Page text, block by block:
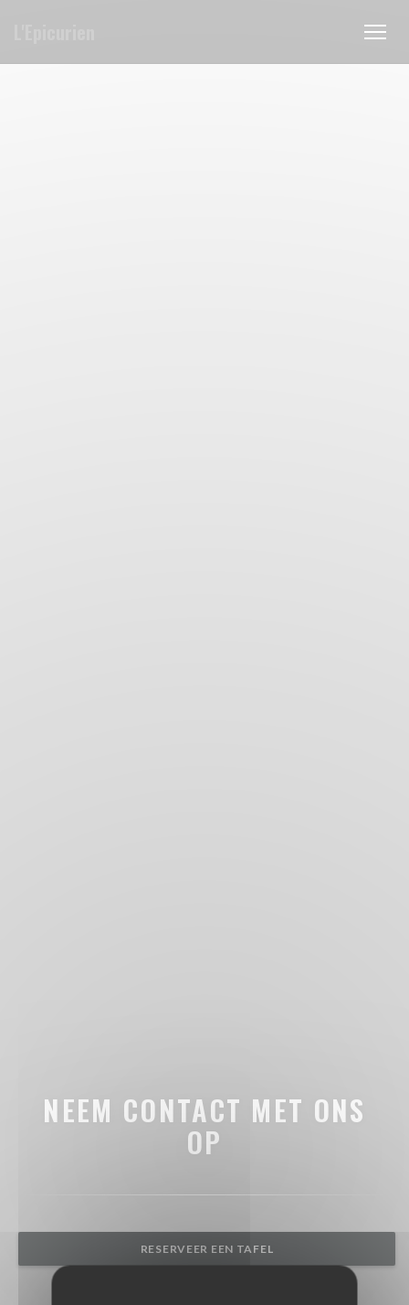
NEEM CONTACT MET ONS
OP
RESERVEER EEN TAFEL